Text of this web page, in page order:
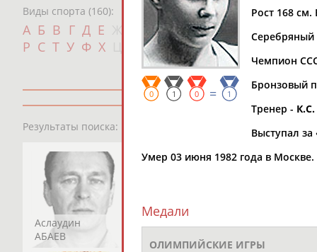
Виды спорта (160):
А Б В Г Д Е И К Л М Н
П
Р С Т У Ф Х Ш Щ Э Ю Я
с
Результаты поиска:
Аслаудин
АБАЕВ
Елена
0 1 0 = 1
Рост 168 см.
Серебряный
Чемпион
Бронзовый
Тренер -
Выступал
Умер 03 июня 1982 года в Москве.
Медали
ОЛИМПИЙСКИЕ ИГРЫ